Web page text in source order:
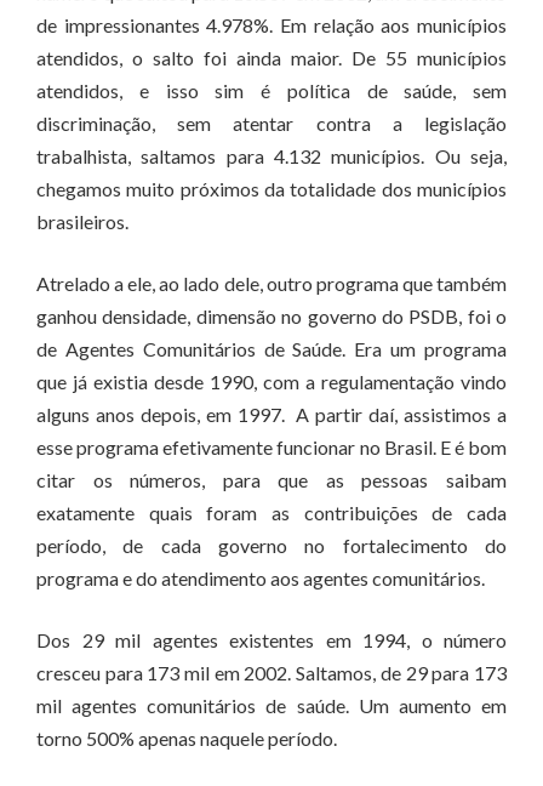
de impressionantes 4.978%. Em relação aos municípios
atendidos, o salto foi ainda maior. De 55 municípios
atendidos, e isso sim é política de saúde, sem
discriminação, sem atentar contra a legislação
trabalhista, saltamos para 4.132 municípios. Ou seja,
chegamos muito próximos da totalidade dos municípios
brasileiros.
Atrelado a ele, ao lado dele, outro programa que também
ganhou densidade, dimensão no governo do PSDB, foi o
de Agentes Comunitários de Saúde. Era um programa
que já existia desde 1990, com a regulamentação vindo
alguns anos depois, em 1997. A partir daí, assistimos a
esse programa efetivamente funcionar no Brasil. E é bom
citar os números, para que as pessoas saibam
exatamente quais foram as contribuições de cada
período, de cada governo no fortalecimento do
programa e do atendimento aos agentes comunitários.
Dos 29 mil agentes existentes em 1994, o número
cresceu para 173 mil em 2002. Saltamos, de 29 para 173
mil agentes comunitários de saúde. Um aumento em
torno 500% apenas naquele período.